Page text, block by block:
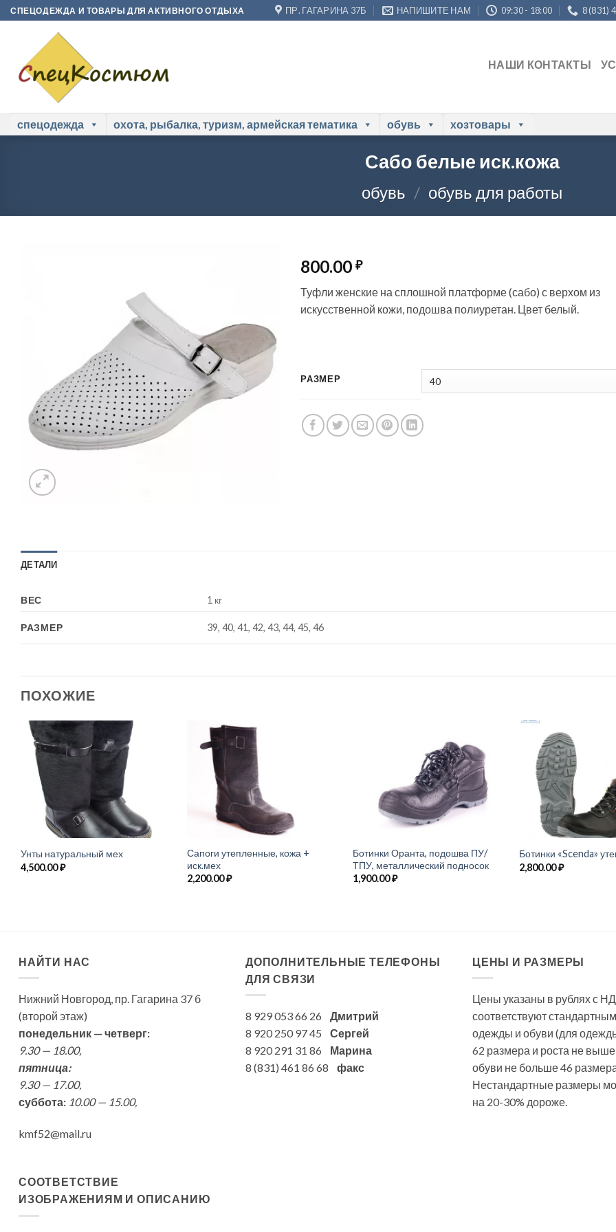
Skip
to
СПЕЦОДЕЖДА И ТОВАРЫ ДЛЯ АКТИВНОГО ОТДЫХА ПР. ГАГАРИНА 37Б НАПИШИТЕ НАМ 09:30 - 18:00 8 (831)
НАШИ КОНТАКТЫ
спецодежда охота, рыбалка, туризм, армейская тематика обувь хозтовары
Сабо белые иск.кожа
обувь / обувь для работы
800.00₽
Туфли женские на сплошной платформе (сабо) с верхом из
искусственной кожи, подошва полиуретан. Цвет белый.
РАЗМЕР
ДЕТАЛИ
ВЕС 1 кг
РАЗМЕР 39, 40, 41, 42, 43, 44, 45, 46
ПОХОЖИЕ
Унты натуральный мех
4,500.00₽
Сапоги утепленные, кожа +
иск.мех
2,200.00₽
Ботинки Оранта, подошва ПУ/
ТПУ, металлический подносок
1,900.00₽
Ботинки «Scenda»
2,800.00₽
НАЙТИ НАС
Нижний Новгород, пр. Гагарина 37 б
(второй этаж)
понедельник — четверг:
9.30 — 18.00,
пятница:
9.30 — 17.00,
суббота: 10.00 — 15.00,
kmf52@mail.ru
ДОПОЛНИТЕЛЬНЫЕ ТЕЛЕФОНЫ
ДЛЯ СВЯЗИ
8 929 053 66 26 Дмитрий
8 920 250 97 45 Сергей
8 920 291 31 86 Марина
8 (831) 461 86 68 факс
ЦЕНЫ И РАЗМЕРЫ
Цены указаны в рублях с
соответствуют
одежды и обуви (для
62 размера и роста не
обуви не больше 46
Нестандартные размеры
на 20-30% дороже.
СООТВЕТСТВИЕ
ИЗОБРАЖЕНИЯМ И ОПИСАНИЮ